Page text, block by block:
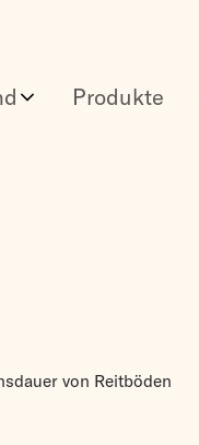
Produkte
von Reitböden